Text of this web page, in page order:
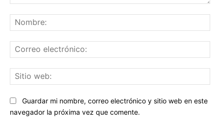
Guardar mi nombre, correo electrónico y sitio web en este
navegador la próxima vez que comente.